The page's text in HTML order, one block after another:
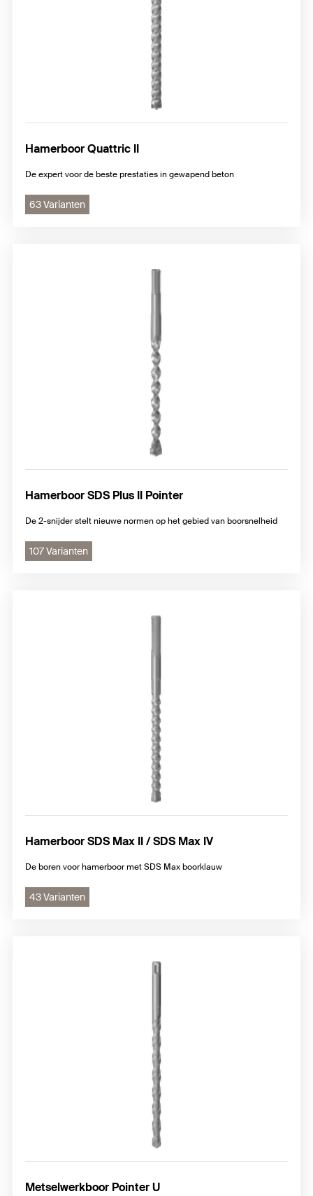
Hamerboor Quattric II
De expert voor de beste prestaties in gewapend beton
63 Varianten
Hamerboor SDS Plus II Pointer
De 2-snijder stelt nieuwe normen op het gebied van boorsnelheid
107 Varianten
Hamerboor SDS Max II / SDS Max IV
De boren voor hamerboor met SDS Max boorklauw
43 Varianten
Metselwerkboor Pointer U